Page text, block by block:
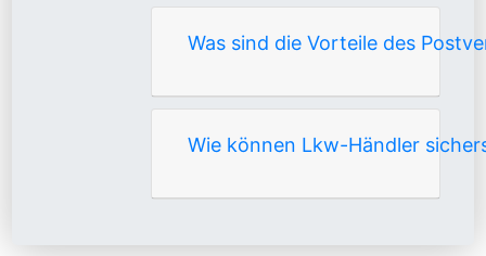
Was sind die Vorteile des
Wie können Lkw-Händler